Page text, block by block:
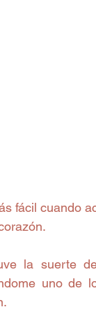
la suerte
uno de